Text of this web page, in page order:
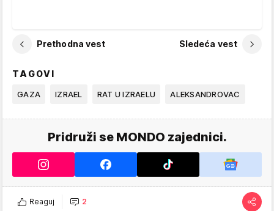
Prethodna vest Sledeća vest
TAGOVI
GAZA IZRAEL RAT U IZRAELU ALEKSANDROVAC
Pridruži se MONDO zajednici.
Reaguj 2